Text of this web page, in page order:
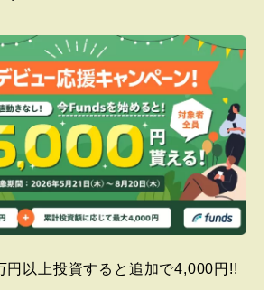
円以上投資すると追加で4,000円!!